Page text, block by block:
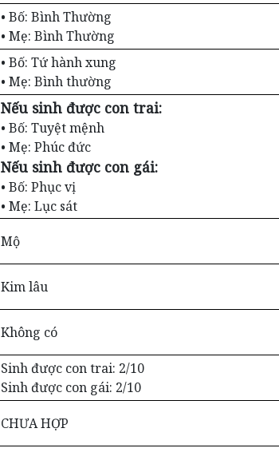
• Bố: Bình Thường
• Mẹ: Bình Thường
• Bố: Tứ hành xung
• Mẹ: Bình thường
Nếu sinh được con trai:
• Bố: Tuyệt mệnh
• Mẹ: Phúc đức
Nếu sinh được con gái:
• Bố: Phục vị
• Mẹ: Lục sát
Mộ
Kim lâu
Không có
Sinh được con trai: 2/10
Sinh được con gái: 2/10
CHƯA HỢP